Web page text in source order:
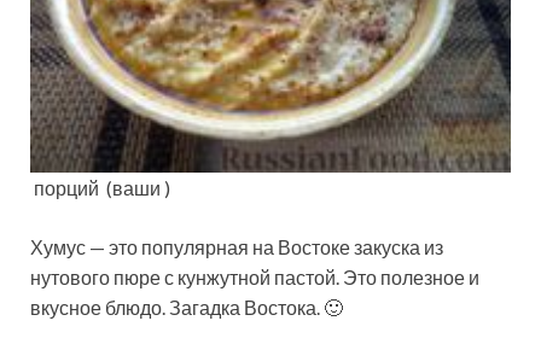
порций (ваши )
Хумус — это популярная на Востоке закуска из
нутового пюре с кунжутной пастой. Это полезное и
вкусное блюдо. Загадка Востока. 🙂